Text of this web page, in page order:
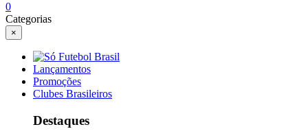
0
Categorias
×
Lançamentos
Promoções
Clubes Brasileiros
Destaques